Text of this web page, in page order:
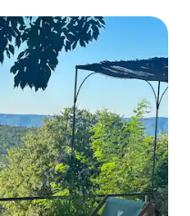
hóspedes